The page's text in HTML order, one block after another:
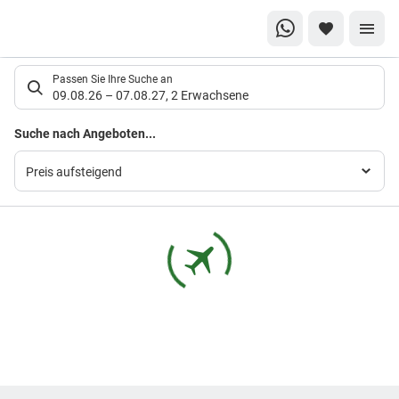
Suchlistenseite
Passen Sie Ihre Suche an
09.08.26 – 07.08.27, 2 Erwachsene
Suche nach Angeboten...
Preis aufsteigend